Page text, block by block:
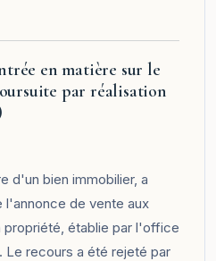
en matière sur le
par réalisation
d'un bien immobilier, a
de vente aux
établie par l'office
Le recours a été rejeté par